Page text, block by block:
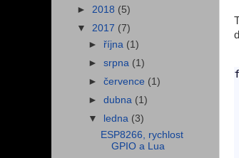
► 2018 (5)
▼ 2017 (7)
►října (1)
►srpna (1)
►července (1)
►dubna (1)
▼
ledna (3)
ESP8266, rychlost
GPIO a Lua